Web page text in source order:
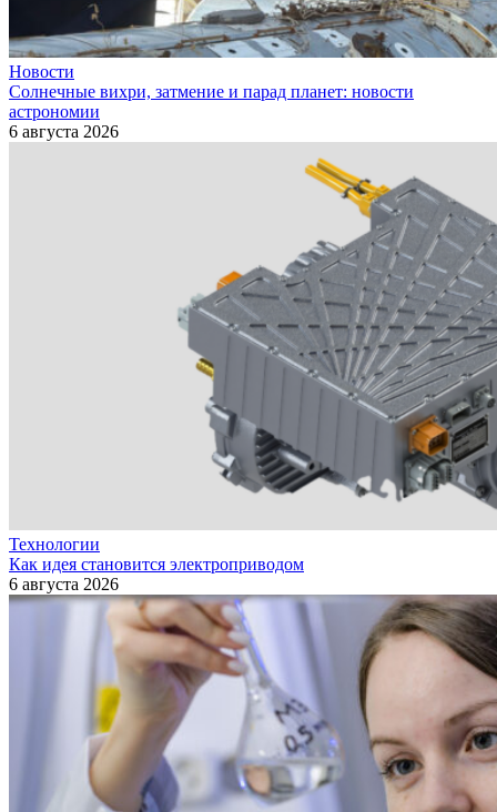
Новости
Солнечные вихри, затмение и парад планет: новости
астрономии
6 августа 2026
Технологии
Как идея становится электроприводом
6 августа 2026